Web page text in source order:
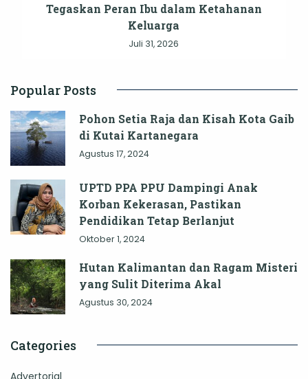
Tegaskan Peran Ibu dalam Ketahanan
Keluarga
Juli 31, 2026
Popular Posts
Pohon Setia Raja dan Kisah Kota Gaib
di Kutai Kartanegara
Agustus 17, 2024
UPTD PPA PPU Dampingi Anak
Korban Kekerasan, Pastikan
Pendidikan Tetap Berlanjut
Oktober 1, 2024
Hutan Kalimantan dan Ragam Misteri
yang Sulit Diterima Akal
Agustus 30, 2024
Categories
Advertorial